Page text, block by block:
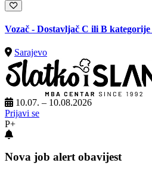
Vozač - Dostavljač C ili B kategorije
Sarajevo
10.07. – 10.08.2026
Prijavi se
P+
Nova job alert obavijest